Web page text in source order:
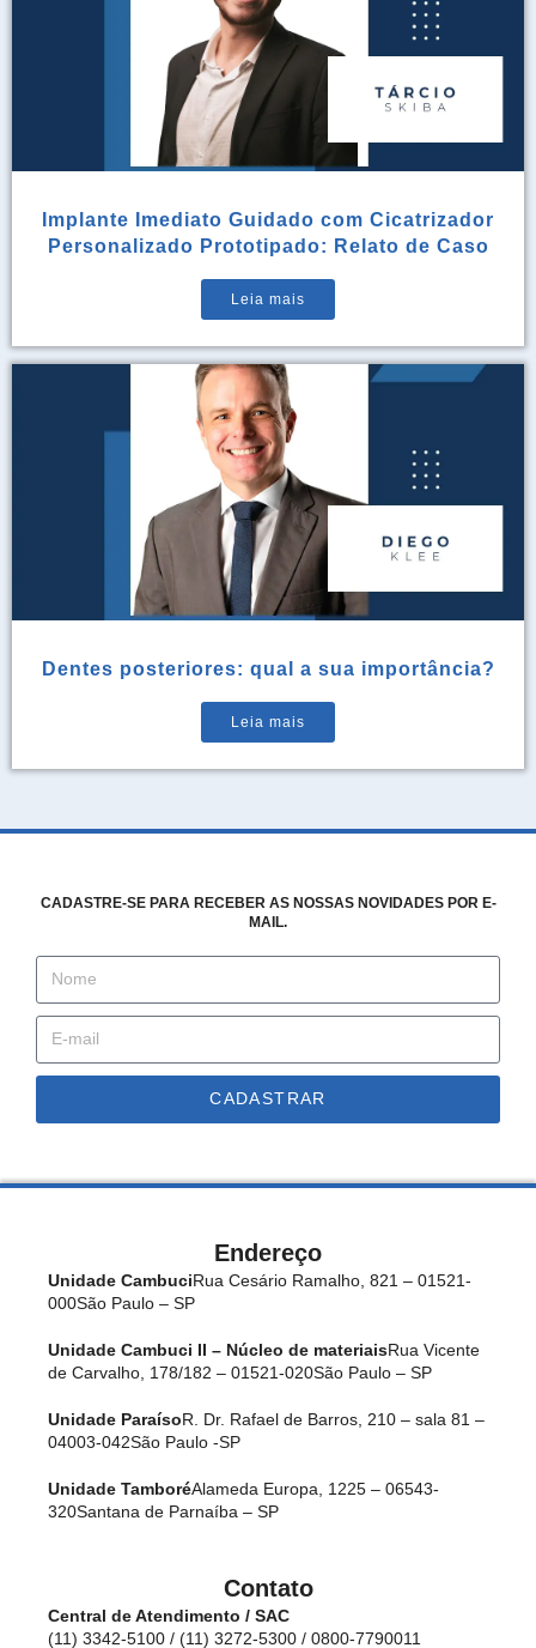
Implante Imediato Guidado com Cicatrizador
Personalizado Prototipado: Relato de Caso
Leia mais
Dentes posteriores: qual a sua importância?
Leia mais
CADASTRE-SE PARA RECEBER AS NOSSAS NOVIDADES POR E-
MAIL.
CADASTRAR
Endereço
Unidade CambuciRua Cesário Ramalho, 821 – 01521-
000São Paulo – SP
Unidade Cambuci II – Núcleo de materiaisRua Vicente
de Carvalho, 178/182 – 01521-020São Paulo – SP
Unidade ParaísoR. Dr. Rafael de Barros, 210 – sala 81 –
04003-042São Paulo -SP
Unidade TamboréAlameda Europa, 1225 – 06543-
320Santana de Parnaíba – SP
Contato
Central de Atendimento / SAC
(11) 3342-5100 / (11) 3272-5300 / 0800-7790011